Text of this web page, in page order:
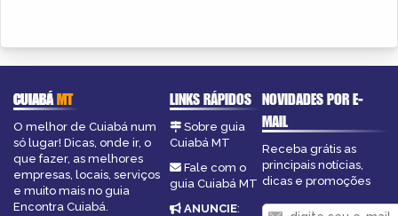
CUIABÁMT
O melhor de Cuiabá num
só lugar! Dicas, onde ir, o
que fazer, as melhores
empresas, locais, serviços
e muito mais no guia
Encontra Cuiabá.
LINKS RÁPIDOS
Sobre guia
Cuiabá MT
Fale com o
guia Cuiabá MT
ANUNCIE:
NOVIDADES POR E-
MAIL
Receba grátis as
principais notícias,
dicas e promoções